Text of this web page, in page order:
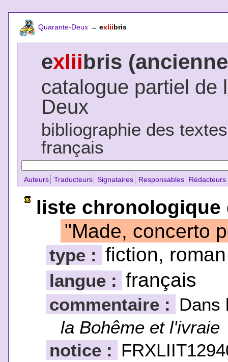
Quarante-Deux → exliibris
exliibris
catalogue partiel de
Deux
bibliographie des
français
Auteurs Traducteurs Signataires Responsables Rédacteurs
liste chronologique
"Made, concerto
type : fiction, roman
langue : français
commentaire : Dans
la Bohême et l'ivraie
notice :